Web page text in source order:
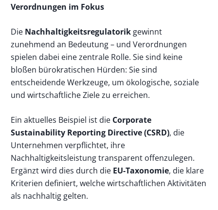
Verordnungen im Fokus
Die Nachhaltigkeitsregulatorik gewinnt
zunehmend an Bedeutung – und Verordnungen
spielen dabei eine zentrale Rolle. Sie sind keine
bloßen bürokratischen Hürden: Sie sind
entscheidende Werkzeuge, um ökologische, soziale
und wirtschaftliche Ziele zu erreichen.
Ein aktuelles Beispiel ist die Corporate
Sustainability Reporting Directive (CSRD), die
Unternehmen verpflichtet, ihre
Nachhaltigkeitsleistung transparent offenzulegen.
Ergänzt wird dies durch die EU-Taxonomie, die klare
Kriterien definiert, welche wirtschaftlichen Aktivitäten
als nachhaltig gelten.